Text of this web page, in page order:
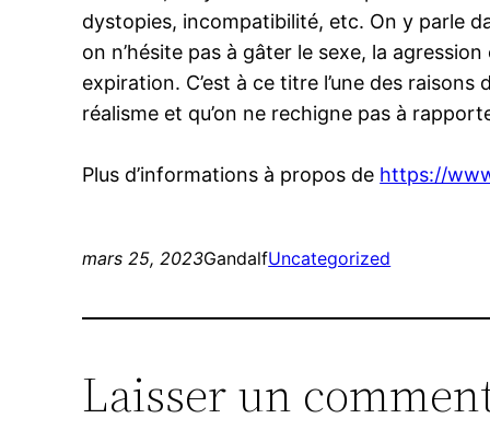
dystopies, incompatibilité, etc. On y parle
on n’hésite pas à gâter le sexe, la
expiration. C’est à ce titre l’une des
réalisme et qu’on ne rechigne pas à
Plus d’informations à propos de https://
mars 25, 2023GandalfUncategorized
Laisser un